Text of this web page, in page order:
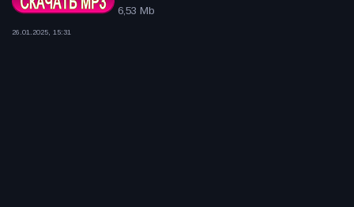
6,53 Mb
26.01.2025, 15:31